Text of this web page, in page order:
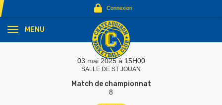
Connexion
MENU
03 mai 2025 à 15H00
SALLE DE ST JOUAN
Match de championnat
8
Panneau de gestion des cookies